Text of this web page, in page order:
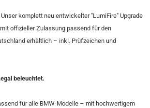
komplett neu entwickelter "LumiFire" Upgrade
offizieller Zulassung passend für den
erhältlich – inkl. Prüfzeichen und
beleuchtet.
für alle BMW-Modelle – mit hochwertigem